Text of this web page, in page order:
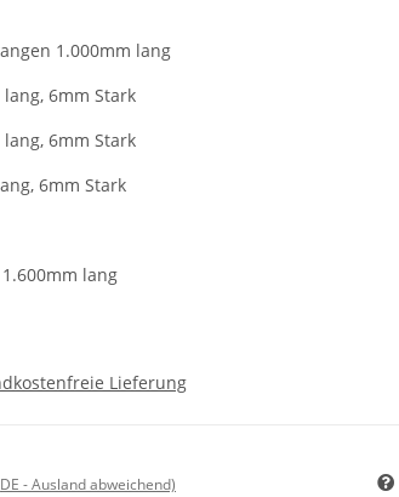
1.000mm lang
6mm Stark
6mm Stark
6mm Stark
lang
Lieferung
- Ausland abweichend)